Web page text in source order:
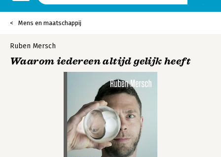
Mens en maatschappij
Ruben Mersch
Waarom iedereen altijd gelijk heeft